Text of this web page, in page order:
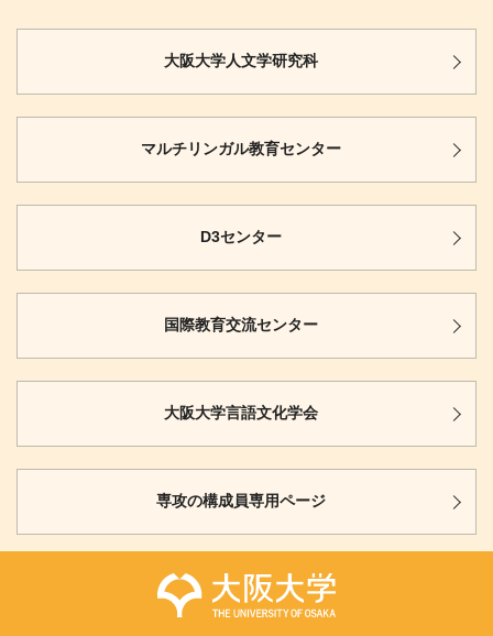
大阪大学 人文学研究科
マルチリンガル教育センター
D3センター
国際教育交流センター
大阪大学言語文化学会
専攻の構成員専用ページ